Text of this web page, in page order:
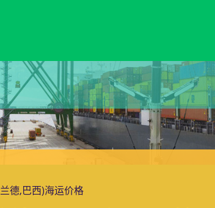
德,巴西)海运价格